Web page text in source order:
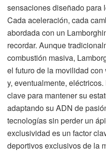
sensaciones diseñado para
Cada aceleración, cada
abordada con un
recordar. Aunque
combustión masiva,
el futuro de la movilidad
y, eventualmente,
clave para mantener su
adaptando su ADN de
tecnologías sin perder un
exclusividad es un factor
deportivos exclusivos de la